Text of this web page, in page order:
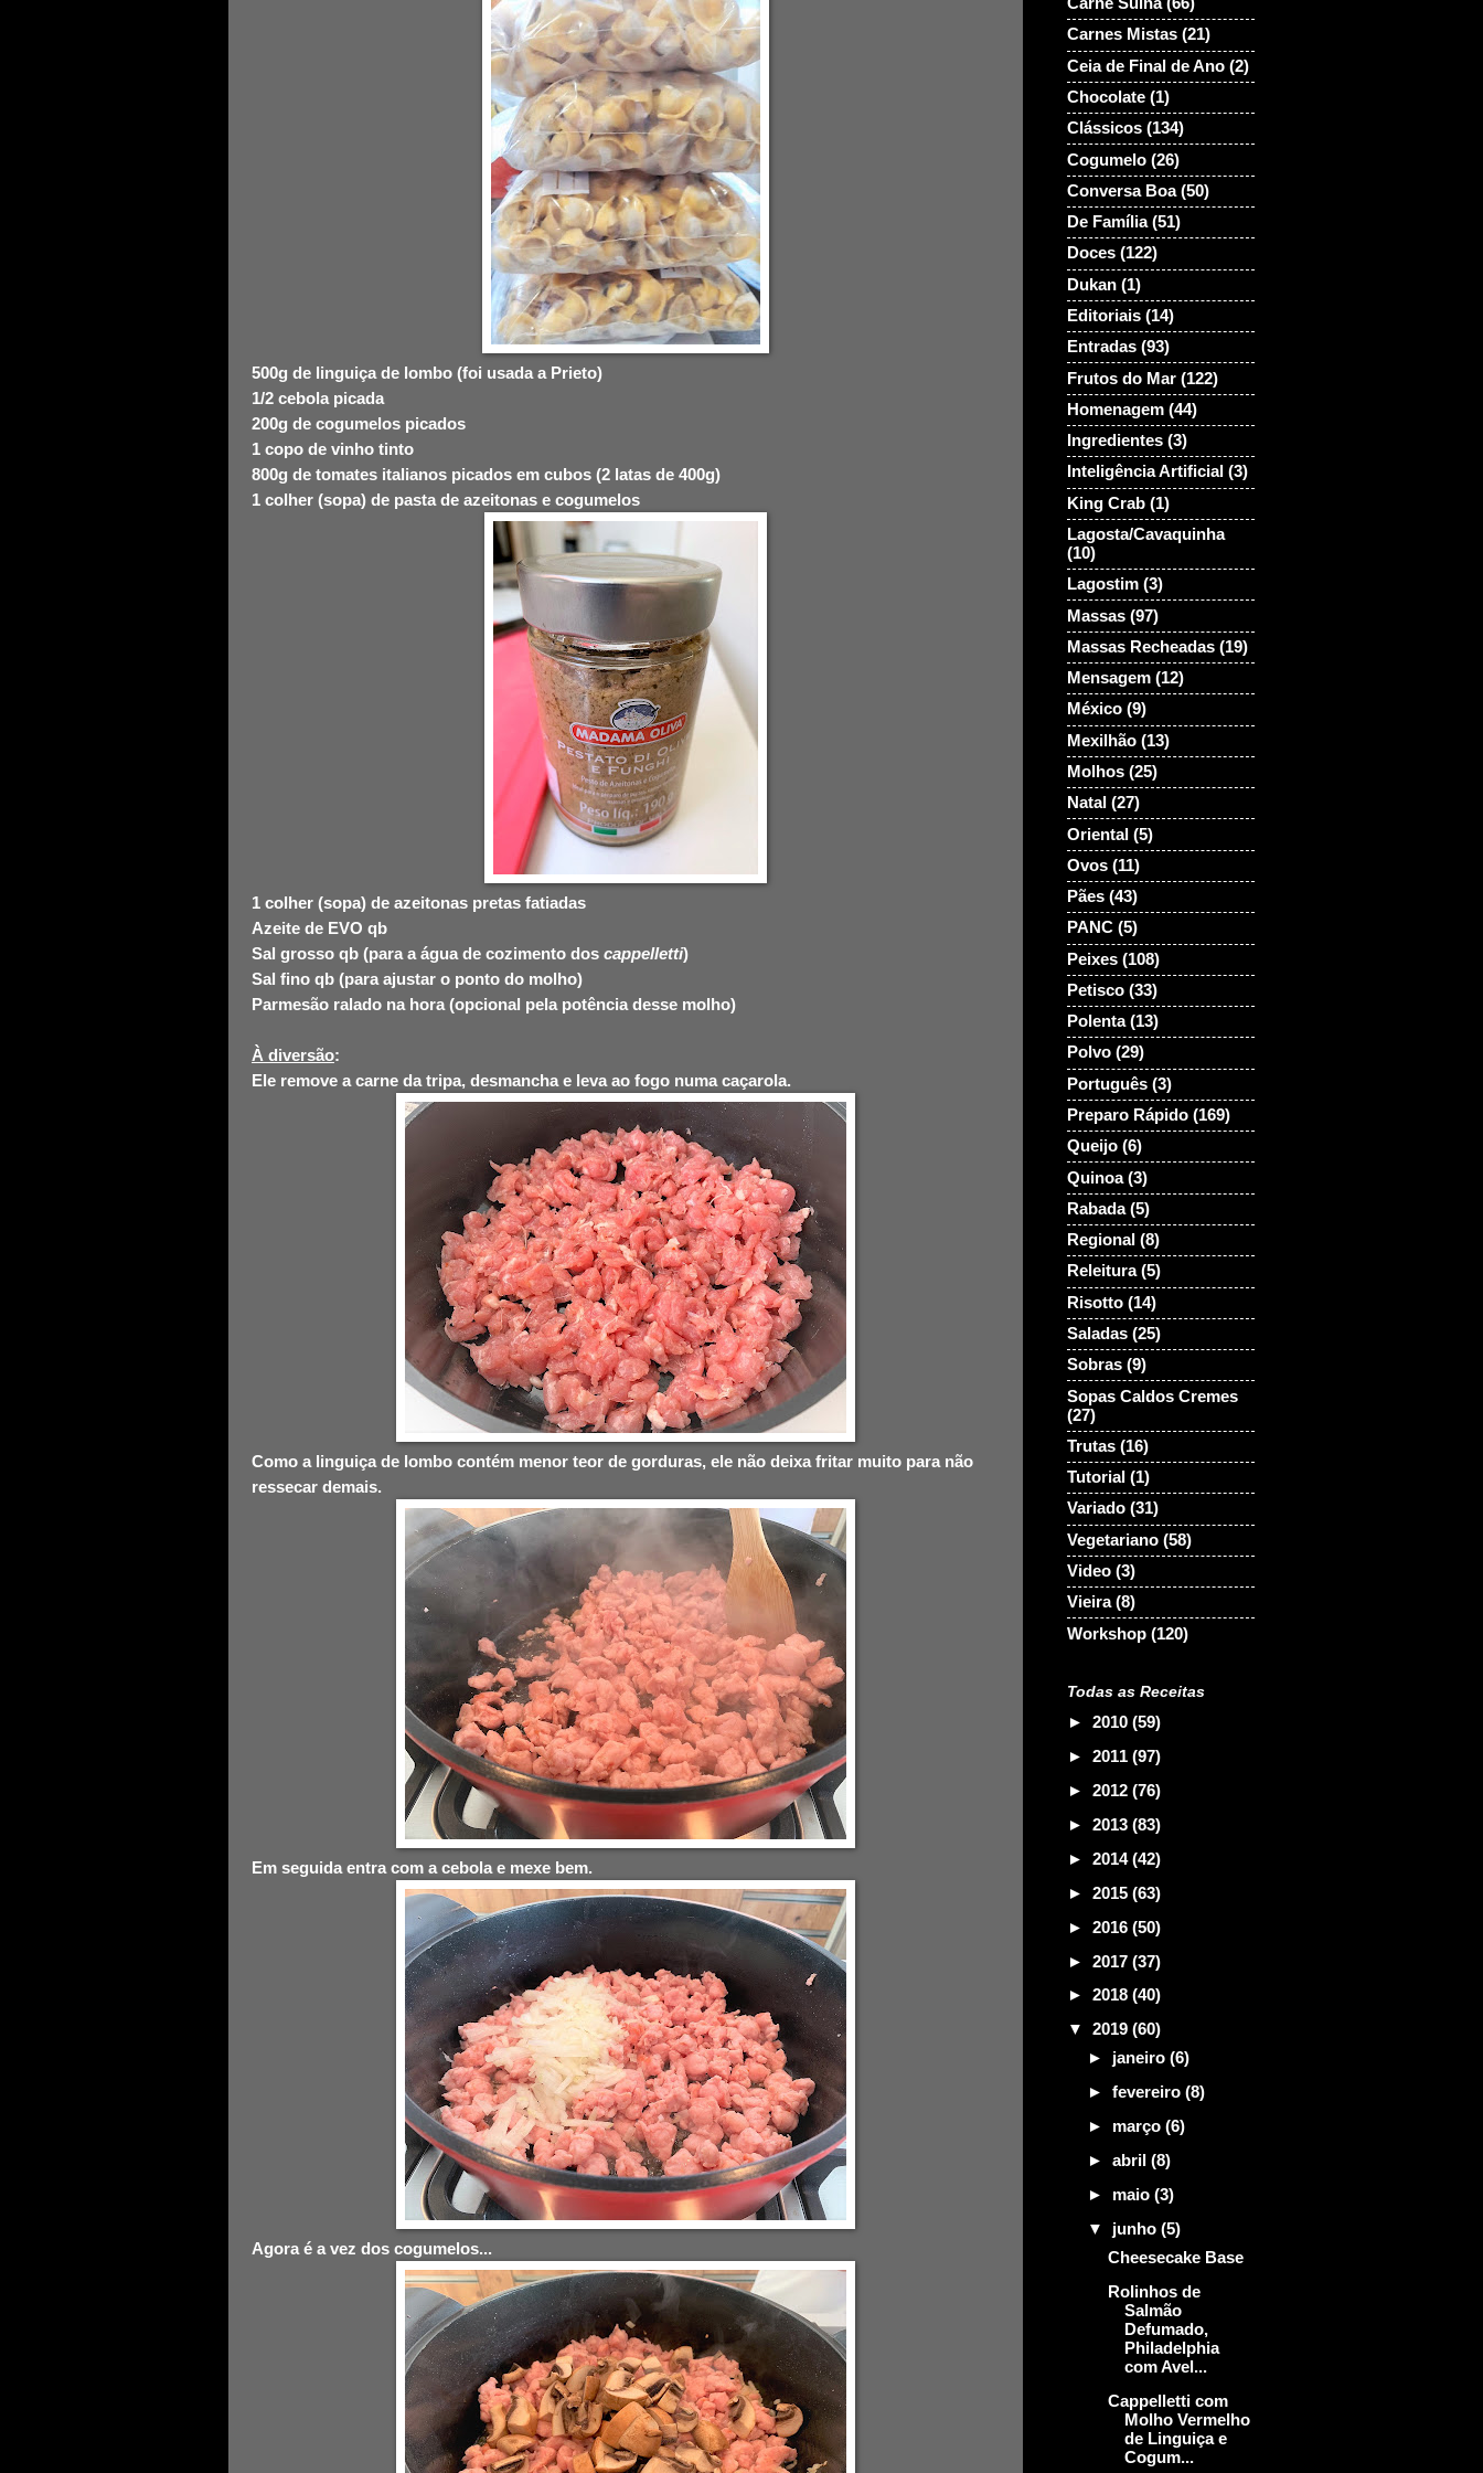
500g de linguiça de lombo (foi usada a Prieto)
1/2 cebola picada
200g de cogumelos picados
1 copo de vinho tinto
800g de tomates italianos picados em cubos (2 latas de 400g)
1 colher (sopa) de pasta de azeitonas e cogumelos
1 colher (sopa) de azeitonas pretas fatiadas
Azeite de EVO qb
Sal grosso qb (para a água de cozimento dos cappelletti)
Sal fino qb (para ajustar o ponto do molho)
Parmesão ralado na hora (opcional pela potência desse molho)
À diversão:
Ele remove a carne da tripa, desmancha e leva ao fogo numa caçarola.
Como a linguiça de lombo contém menor teor de gorduras, ele não deixa fritar muito para não
ressecar demais.
Em seguida entra com a cebola e mexe bem.
Agora é a vez dos cogumelos...
Carne Suina (66)
Carnes Mistas (21)
Ceia de Final de Ano (2)
Chocolate (1)
Clássicos (134)
Cogumelo (26)
Conversa Boa (50)
De Família (51)
Doces (122)
Dukan (1)
Editoriais (14)
Entradas (93)
Frutos do Mar (122)
Homenagem (44)
Ingredientes (3)
Inteligência Artificial (3)
King Crab (1)
Lagosta/Cavaquinha
(10)
Lagostim (3)
Massas (97)
Massas Recheadas (19)
Mensagem (12)
México (9)
Mexilhão (13)
Molhos (25)
Natal (27)
Oriental (5)
Ovos (11)
Pães (43)
PANC (5)
Peixes (108)
Petisco (33)
Polenta (13)
Polvo (29)
Português (3)
Preparo Rápido (169)
Queijo (6)
Quinoa (3)
Rabada (5)
Regional (8)
Releitura (5)
Risotto (14)
Saladas (25)
Sobras (9)
Sopas Caldos Cremes
(27)
Trutas (16)
Tutorial (1)
Variado (31)
Vegetariano (58)
Video (3)
Vieira (8)
Workshop (120)
Todas as Receitas
► 2010 (59)
► 2011 (97)
► 2012 (76)
► 2013 (83)
► 2014(42)
► 2015 (63)
► 2016 (50)
► 2017 (37)
► 2018 (40)
▼ 2019 (60)
► janeiro (6)
► fevereiro (8)
► março (6)
► abril (8)
► maio (3)
▼ junho (5)
Cheesecake Base
Rolinhos de
Salmão
Defumado,
Philadelphia
com Avel...
Cappelletti com
Molho Vermelho
de Linguiça e
Cogum...